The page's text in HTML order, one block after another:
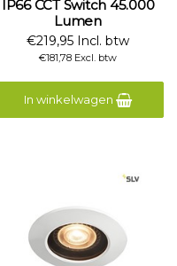
IP66 CCT Switch 45.000
Lumen
€219,95 Incl. btw
€181,78 Excl. btw
In winkelwagen